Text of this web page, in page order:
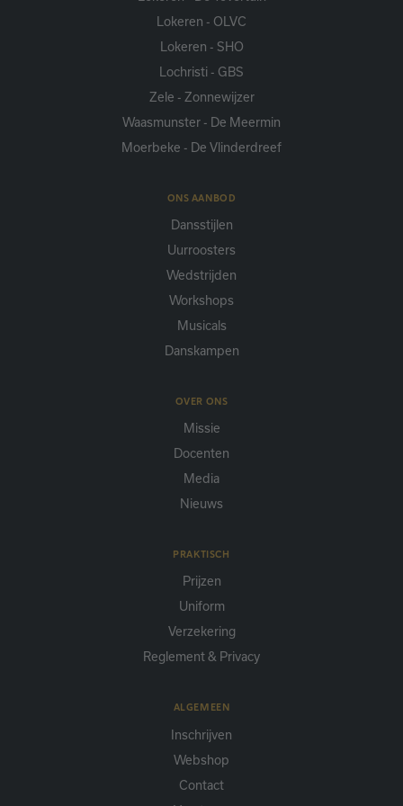
uitsluitend voor gebruik door de eigenaar van de
bezochte website zijn.Lokeren - OLVC
Lokeren - SHO
Lochristi - GBS
Zele - Zonnewijzer
Waasmunster - De Meermin
Moerbeke - De Vlinderdreef
ONS AANBOD
Dansstijlen
Uurroosters
Wedstrijden
Workshops
Musicals
Danskampen
OVER ONS
Missie
Docenten
Media
Nieuws
PRAKTISCH
Prijzen
Uniform
Verzekering
Reglement & Privacy
ALGEMEEN
Inschrijven
Webshop
Contact